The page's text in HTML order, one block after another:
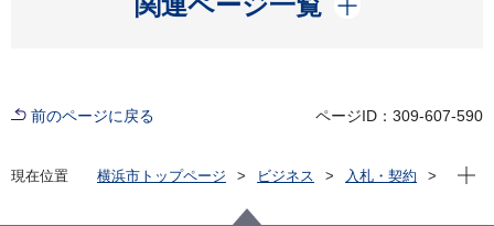
前のページに戻る ページID：309-607-590
現在位置 横浜市トップページ ビジネス
入札・契約
現在